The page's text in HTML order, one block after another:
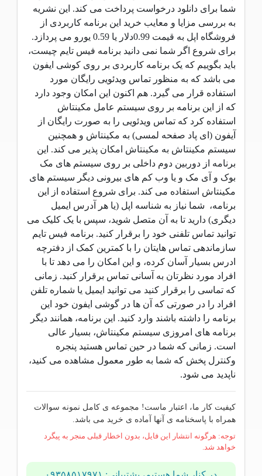
شما برای دانلود درخواست پرداخت می کند. این نشریه
به بررسی مزایا و معایب خرید این برنامه کاربردی از
فروشگاه اپل به قیمت 0.99دلار یا 0.59 یورو می پردازد.
برای شروع اگر شما نمی دانید برنامه فیس تایم چیست،
باید بگوییم که یک برنامه کاربردی بر روی کوشی ایفون
می باشد که به منظور تماس ویدئویی رایگان مورد
استفاده قرار می گیرد. هم اکنون این امکان وجود دارد
که از این برنامه بر روی سیستم عامل مکینتاش
استفاده کرد که تماس ویدئویی را به صورت رایگان از
آیفون (ای پاد صفحه لمسی) به مکینتاش و همچنین
سیستم مکینتاش به مکینتاش امکان پذیر می کند. این
برنامه از دوربین دوم داخلی بر روی سیستم های مک
بوک و آی مک و یا وب کم های بیرونی دیگر سیستم های
مکینتاش استفاده می کند. برای شروع استفاده از این
برنامه، شما نیاز به شناسه اپل (یا هر آدرس ایمیل
دیگری) دارید تا به آن متصل شوید، سپس با یک کلیک می
توانید تماس تلفنی خود را برقرار کنید. برنامه فیس تایم
سازماندهی تماس هایتان را با کمترین کمک از دفترچه
ادرس بسیار آسان کرده، و این امکان را می دهد تا با
افراد مورد نظرتان به آسانی تماس برقرار کنید. زمانی
که تماسی را برقرار کنید می توانید ایمیل یا شماره تلفن
افراد را در صورتی که آن ها در گوشی ایفون خود این
برنامه را داشته باشند وارد کنید. این برنامه، همانند دیگر
برنامه های امروزی سیستم مکینتاش، بسیار عالی
است. زمانی که شما در حین تماس هستید پنجره
وکنترل پخش که شما به طور معمول مشاهده می کنید،
ناپدید می شود.
کیفیت کار ما، اعتبار ماست! مجموعه ی کامل نمونه سوالات
همراه با پاسخنامه ی آنها آماده ی خرید می باشد.
توجه: هرگونه انتشار این فایل، بدون اخطار قبلی منجر به پیگرد
خواهد شد.